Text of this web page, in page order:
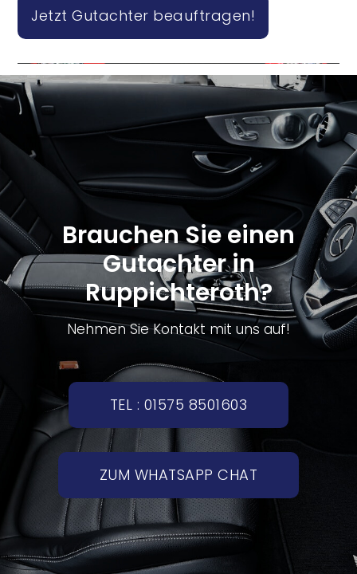
Jetzt Gutachter beauftragen!
Brauchen Sie einen
Gutachter in
Ruppichteroth?
Nehmen Sie Kontakt mit uns auf!
TEL : 01575 8501603
ZUM WHATSAPP CHAT